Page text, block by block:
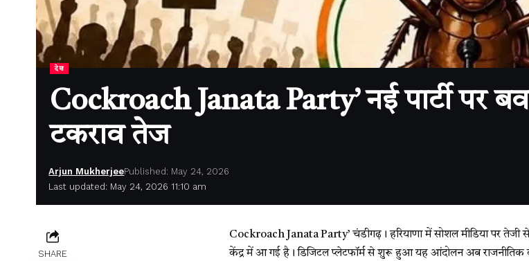
देश
Cockroach Janata Party’ नई पार्टी पर
टकराव तेज
Last updated: May 24, 2026 11:10 am
Arjun MukherjeePublished: May 24, 2026
SHARE
Cockroach Janata Party’ चंडीगढ़। हरियाणा में सोशल मीडिया पर
केंद्र में आ गई है। डिजिटल प्लेटफॉर्म से शुरू हुआ यह आंदोलन अब